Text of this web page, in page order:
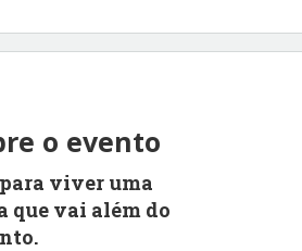
o evento
viver uma
que vai além do